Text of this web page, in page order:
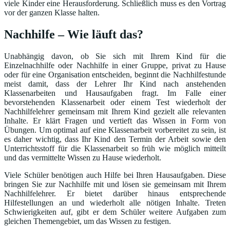
viele Kinder eine Herausforderung. Schließlich muss es den Vortrag
vor der ganzen Klasse halten.
Nachhilfe – Wie läuft das?
Unabhängig davon, ob Sie sich mit Ihrem Kind für die
Einzelnachhilfe oder Nachhilfe in einer Gruppe, privat zu Hause
oder für eine Organisation entscheiden, beginnt die Nachhilfestunde
meist damit, dass der Lehrer Ihr Kind nach anstehenden
Klassenarbeiten und Hausaufgaben fragt. Im Falle einer
bevorstehenden Klassenarbeit oder einem Test wiederholt der
Nachhilfelehrer gemeinsam mit Ihrem Kind gezielt alle relevanten
Inhalte. Er klärt Fragen und vertieft das Wissen in Form von
Übungen. Um optimal auf eine Klassenarbeit vorbereitet zu sein, ist
es daher wichtig, dass Ihr Kind den Termin der Arbeit sowie den
Unterrichtsstoff für die Klassenarbeit so früh wie möglich mitteilt
und das vermittelte Wissen zu Hause wiederholt.
Viele Schüler benötigen auch Hilfe bei Ihren Hausaufgaben. Diese
bringen Sie zur Nachhilfe mit und lösen sie gemeinsam mit Ihrem
Nachhilfelehrer. Er bietet darüber hinaus entsprechende
Hilfestellungen an und wiederholt alle nötigen Inhalte. Treten
Schwierigkeiten auf, gibt er dem Schüler weitere Aufgaben zum
gleichen Themengebiet, um das Wissen zu festigen.